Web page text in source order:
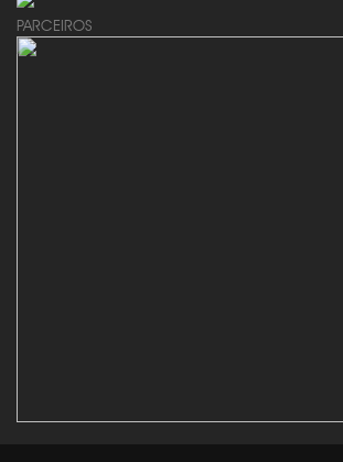
PARCEIROS